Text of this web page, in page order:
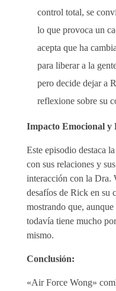
control total, se
lo que provoca un
acepta que ha
para liberar a la
pero decide dejar a
reflexione sobre su
Impacto Emocional y
Este episodio destaca
con sus relaciones y
interacción con la Dra.
desafíos de Rick en su
mostrando que,
todavía tiene mucho
mismo.
Conclusión:
«Air Force Wong»